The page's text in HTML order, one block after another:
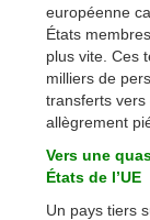
européenne
États
plus vite. Ces
milliers de
transferts
allègrement
Vers une
États de l’UE
Un pays tiers